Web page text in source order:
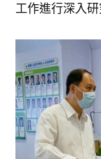
工作進行深入